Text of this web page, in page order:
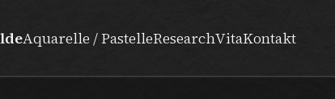
Aquarelle / PastelleResearchVitaKontakt